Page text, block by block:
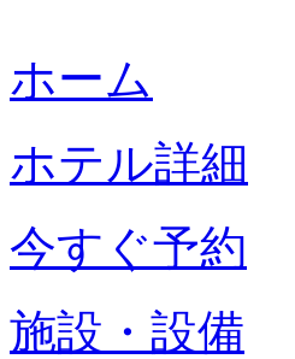
ホーム
ホテル詳細
今すぐ予約
施設・設備